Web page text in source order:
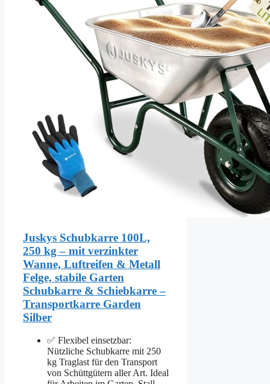
Juskys Schubkarre 100L,
250 kg – mit verzinkter
Wanne, Luftreifen & Metall
Felge, stabile Garten
Schubkarre & Schiebkarre –
Transportkarre Garden
Silber
✅ Flexibel einsetzbar:
Nützliche Schubkarre mit 250
kg Traglast für den Transport
von Schüttgütern aller Art. Ideal